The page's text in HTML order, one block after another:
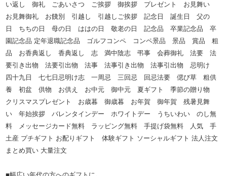
い返し 御礼 ごあいさつ ご挨拶 御挨拶 プレゼント お見舞い
お見舞御礼 お餞別 引越し 引越しご挨拶 記念日 誕生日 父の
日 ちちの日 母の日 ははの日 敬老の日 記念品 卒業記念品 卒
園記念品 定年退職記念品 ゴルフコンペ コンペ景品 景品 賞品 粗
品 お香典返し 香典返し 志 満中陰志 弔事 会葬御礼 法要 法
要引き出物 法要引出物 法事 法事引き出物 法事引出物 忌明け
四十九日 七七日忌明け志 一周忌 三回忌 回忌法要 偲び草 粗供
養 初盆 供物 お供え お中元 御中元 夏ギフト 季節の贈り物
クリスマスプレゼント お歳暮 御歳暮 お年賀 御年賀 残暑見舞
い 年始挨拶 バレンタインデー ホワイトデー うちいわい のし無
料 メッセージカード無料 ラッピング無料 手提げ袋無料 人気 手
土産 プチギフト お配りギフト 体験ギフト ソーシャルギフト 法人注文
まとめ買い 大量注文